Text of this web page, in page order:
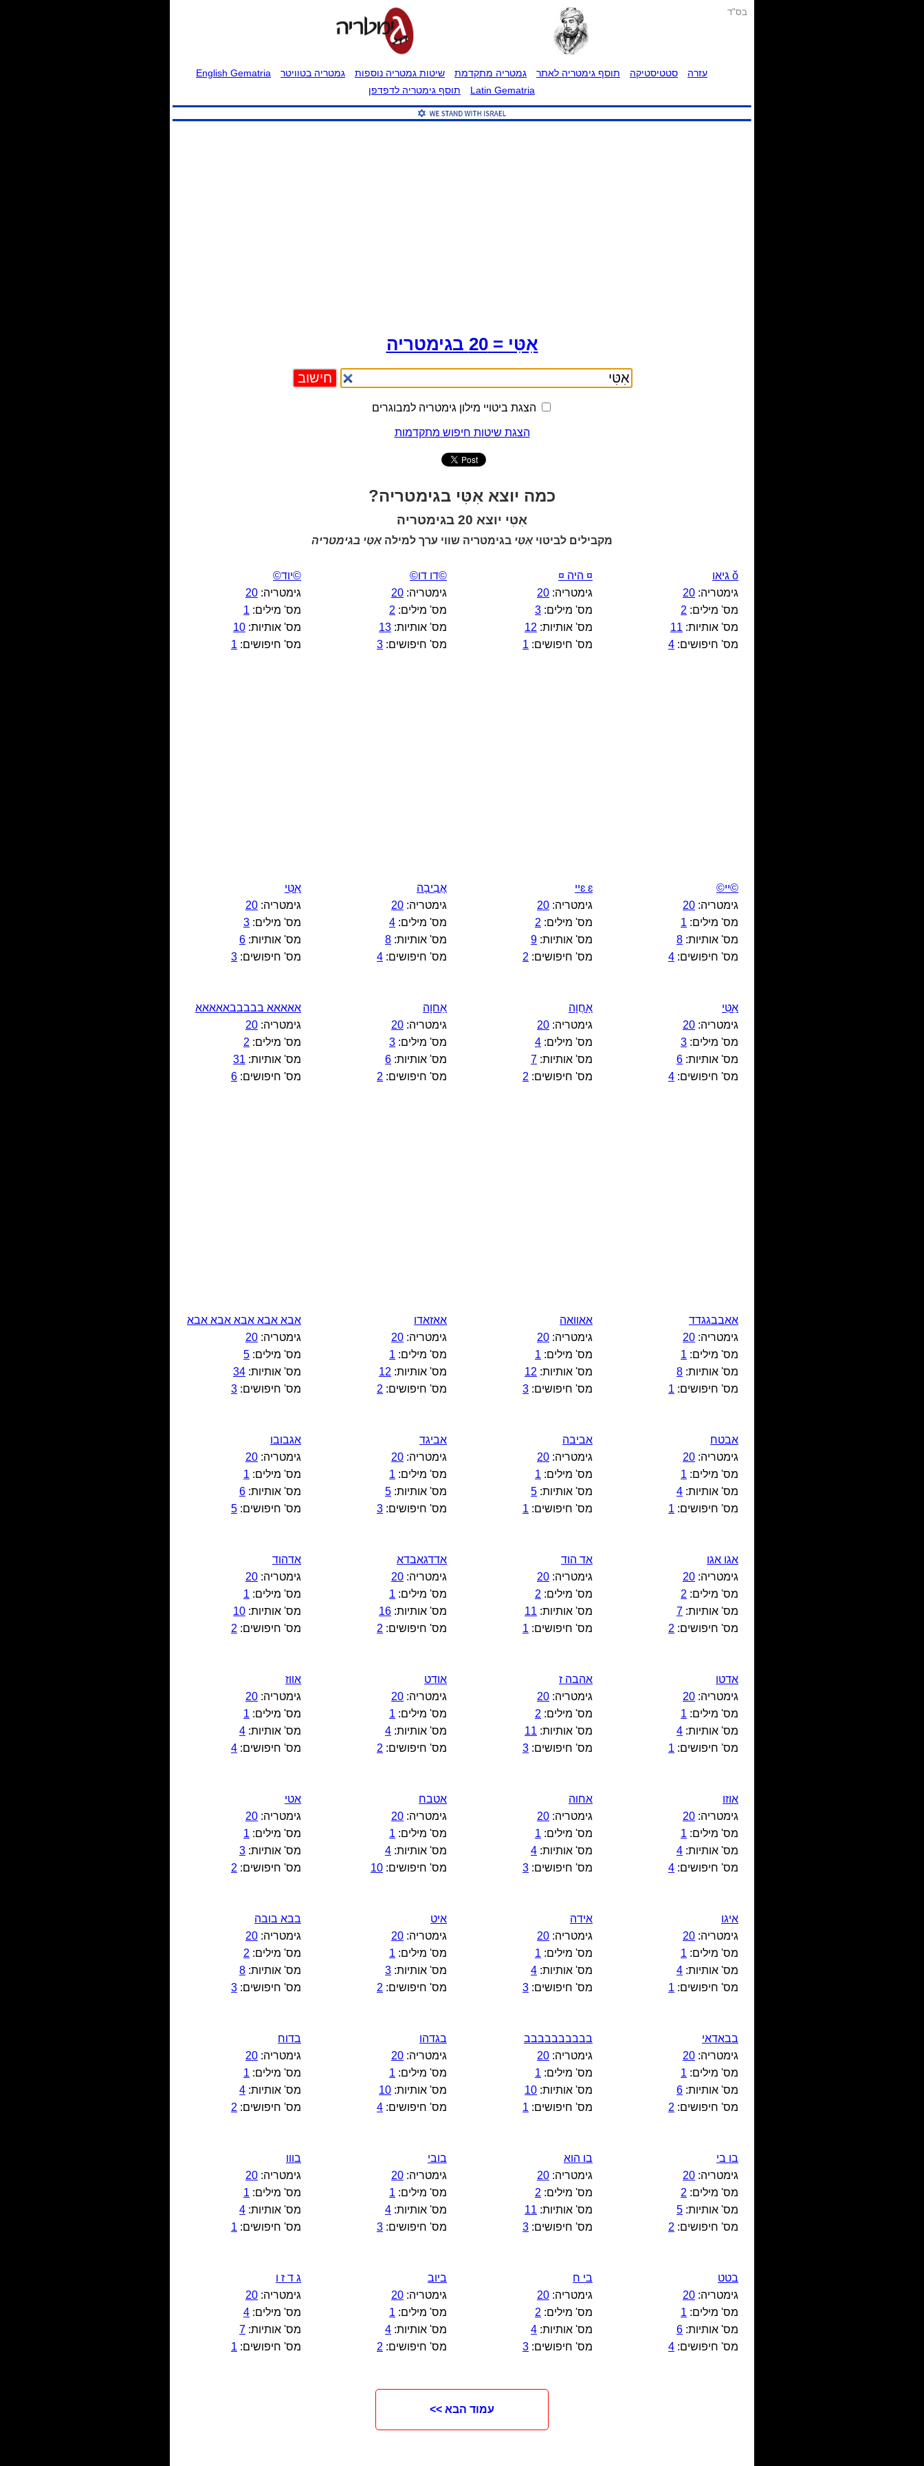
בס"ד
עזרה סטטיסטיקה תוסף גימטריה לאתר גמטריה מתקדמת שיטות גמטריה נוספות גמטריה בטוויטר
English Gematria
Latin Gematria
תוסף גימטריה לדפדפן
אִטִּי = 20 בגימטריה
הצגת ביטויי מילון גימטריה למבוגרים
הצגת שיטות חיפוש מתקדמות
כמה יוצא אִטִּי בגימטריה?
אִטִּי יוצא 20 בגימטריה
מקבילים לביטוי אִטִּי בגימטריה שווי ערך למילה אִטִּי בגימטריה
ǒ גיאו
גימטריה: 20
מס' מילים: 2
מס' אותיות: 11
מס' חיפושים: 4
¤ היה ¤
גימטריה: 20
מס' מילים: 3
מס' אותיות: 12
מס' חיפושים: 1
©דו דו©
גימטריה: 20
מס' מילים: 2
מס' אותיות: 13
מס' חיפושים: 3
©יוד©
גימטריה: 20
מס' מילים: 1
מס' אותיות: 10
מס' חיפושים: 1
©יי©
גימטריה: 20
מס' מילים: 1
מס' אותיות: 8
מס' חיפושים: 4
ɛ ɛיי
גימטריה: 20
מס' מילים: 2
מס' אותיות: 9
מס' חיפושים: 2
אֲבִיבָה
גימטריה: 20
מס' מילים: 4
מס' אותיות: 8
מס' חיפושים: 4
אִטִּי
גימטריה: 20
מס' מילים: 3
מס' אותיות: 6
מס' חיפושים: 3
אִטִּי
גימטריה: 20
מס' מילים: 3
מס' אותיות: 6
מס' חיפושים: 4
אַחֲוָה
גימטריה: 20
מס' מילים: 4
מס' אותיות: 7
מס' חיפושים: 2
אַחוָה
גימטריה: 20
מס' מילים: 3
מס' אותיות: 6
מס' חיפושים: 2
אאאאא בבבבבאאאאא
גימטריה: 20
מס' מילים: 2
מס' אותיות: 31
מס' חיפושים: 6
אאבבגגדד
גימטריה: 20
מס' מילים: 1
מס' אותיות: 8
מס' חיפושים: 1
אאוואה
גימטריה: 20
מס' מילים: 1
מס' אותיות: 12
מס' חיפושים: 3
אאזאדו
גימטריה: 20
מס' מילים: 1
מס' אותיות: 12
מס' חיפושים: 2
אבא אבא אבא אבא אבא
גימטריה: 20
מס' מילים: 5
מס' אותיות: 34
מס' חיפושים: 3
אבטח
גימטריה: 20
מס' מילים: 1
מס' אותיות: 4
מס' חיפושים: 1
אביבה
גימטריה: 20
מס' מילים: 1
מס' אותיות: 5
מס' חיפושים: 1
אביגד
גימטריה: 20
מס' מילים: 1
מס' אותיות: 5
מס' חיפושים: 3
אגבובו
גימטריה: 20
מס' מילים: 1
מס' אותיות: 6
מס' חיפושים: 5
אגו אגו
גימטריה: 20
מס' מילים: 2
מס' אותיות: 7
מס' חיפושים: 2
אד הוד
גימטריה: 20
מס' מילים: 2
מס' אותיות: 11
מס' חיפושים: 1
אדדגאבדא
גימטריה: 20
מס' מילים: 1
מס' אותיות: 16
מס' חיפושים: 2
אדהוד
גימטריה: 20
מס' מילים: 1
מס' אותיות: 10
מס' חיפושים: 2
אדטו
גימטריה: 20
מס' מילים: 1
מס' אותיות: 4
מס' חיפושים: 1
אהבה ז
גימטריה: 20
מס' מילים: 2
מס' אותיות: 11
מס' חיפושים: 3
אודט
גימטריה: 20
מס' מילים: 1
מס' אותיות: 4
מס' חיפושים: 2
אווז
גימטריה: 20
מס' מילים: 1
מס' אותיות: 4
מס' חיפושים: 4
אוזו
גימטריה: 20
מס' מילים: 1
מס' אותיות: 4
מס' חיפושים: 4
אחוה
גימטריה: 20
מס' מילים: 1
מס' אותיות: 4
מס' חיפושים: 3
אטבח
גימטריה: 20
מס' מילים: 1
מס' אותיות: 4
מס' חיפושים: 10
אטי
גימטריה: 20
מס' מילים: 1
מס' אותיות: 3
מס' חיפושים: 2
איגו
גימטריה: 20
מס' מילים: 1
מס' אותיות: 4
מס' חיפושים: 1
אידה
גימטריה: 20
מס' מילים: 1
מס' אותיות: 4
מס' חיפושים: 3
איט
גימטריה: 20
מס' מילים: 1
מס' אותיות: 3
מס' חיפושים: 2
בבא בובה
גימטריה: 20
מס' מילים: 2
מס' אותיות: 8
מס' חיפושים: 3
בבאדאי
גימטריה: 20
מס' מילים: 1
מס' אותיות: 6
מס' חיפושים: 2
בבבבבבבבבב
גימטריה: 20
מס' מילים: 1
מס' אותיות: 10
מס' חיפושים: 1
בגדהו
גימטריה: 20
מס' מילים: 1
מס' אותיות: 10
מס' חיפושים: 4
בדוח
גימטריה: 20
מס' מילים: 1
מס' אותיות: 4
מס' חיפושים: 2
בו בי
גימטריה: 20
מס' מילים: 2
מס' אותיות: 5
מס' חיפושים: 2
בו הוא
גימטריה: 20
מס' מילים: 2
מס' אותיות: 11
מס' חיפושים: 3
בובי
גימטריה: 20
מס' מילים: 1
מס' אותיות: 4
מס' חיפושים: 3
בווו
גימטריה: 20
מס' מילים: 1
מס' אותיות: 4
מס' חיפושים: 1
בטט
גימטריה: 20
מס' מילים: 1
מס' אותיות: 6
מס' חיפושים: 4
בי ח
גימטריה: 20
מס' מילים: 2
מס' אותיות: 4
מס' חיפושים: 3
ביוב
גימטריה: 20
מס' מילים: 1
מס' אותיות: 4
מס' חיפושים: 2
ג ד ז ו
גימטריה: 20
מס' מילים: 4
מס' אותיות: 7
מס' חיפושים: 1
עמוד הבא >>